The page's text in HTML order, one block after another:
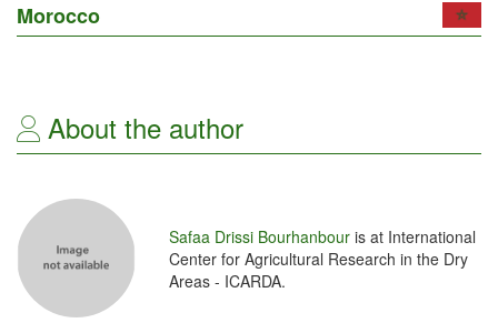
Morocco
About the author
Safaa Drissi Bourhanbour is at International
Center for Agricultural Research in the Dry
Areas - ICARDA.